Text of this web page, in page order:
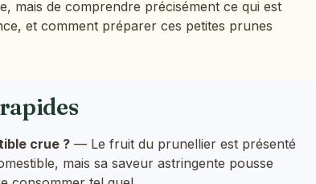
mais de comprendre précisément ce qui est
et comment préparer ces petites prunes
crue ? — Le fruit du prunellier est présenté
mais sa saveur astringente pousse